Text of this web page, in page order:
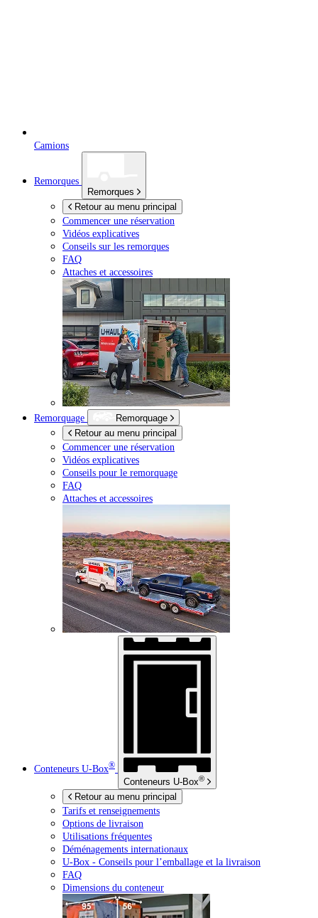
Camions
Remorques
Remorques
Retour au menu principal
Commencer une réservation
Vidéos explicatives
Conseils sur les remorques
FAQ
Attaches et accessoires
Remorquage
Remorquage
Retour au menu principal
Commencer une réservation
Vidéos explicatives
Conseils pour le remorquage
FAQ
Attaches et accessoires
Conteneurs U-Box®
Conteneurs U-Box®
Retour au menu principal
Tarifs et renseignements
Options de livraison
Utilisations fréquentes
Déménagements internationaux
U-Box - Conseils pour l’emballage et la livraison
FAQ
Dimensions du conteneur